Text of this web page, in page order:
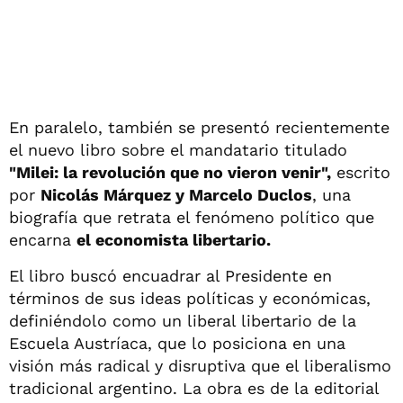
En paralelo, también se presentó recientemente
el nuevo libro sobre el mandatario titulado
"Milei: la revolución que no vieron venir", escrito
por Nicolás Márquez y Marcelo Duclos, una
biografía que retrata el fenómeno político que
encarna el economista libertario.
El libro buscó encuadrar al Presidente en
términos de sus ideas políticas y económicas,
definiéndolo como un liberal libertario de la
Escuela Austríaca, que lo posiciona en una
visión más radical y disruptiva que el liberalismo
tradicional argentino. La obra es de la editorial